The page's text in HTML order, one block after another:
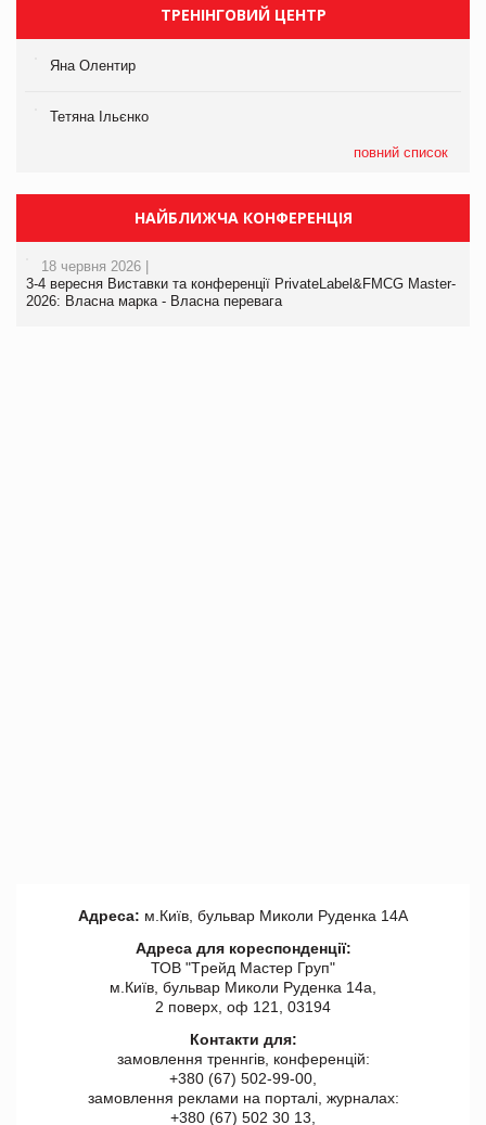
ТРЕНІНГОВИЙ ЦЕНТР
Яна Олентир
Тетяна Ільєнко
повний список
НАЙБЛИЖЧА КОНФЕРЕНЦІЯ
18 червня 2026 |
3-4 вересня Виставки та конференції PrivateLabel&FMCG Master-
2026: Власна марка - Власна перевага
Адреса: м.Київ, бульвар Миколи Руденка 14А
Адреса для кореспонденції:
ТОВ "Tрейд Мастер Груп"
м.Київ, бульвар Миколи Руденка 14а,
2 поверх, оф 121, 03194
Контакти для:
замовлення треннгів, конференцій:
+380 (67) 502-99-00,
замовлення реклами на порталі, журналах:
+380 (67) 502 30 13,